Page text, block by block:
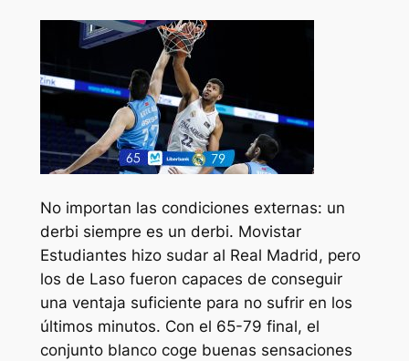
No importan las condiciones externas: un
derbi siempre es un derbi. Movistar
Estudiantes hizo sudar al Real Madrid, pero
los de Laso fueron capaces de conseguir
una ventaja suficiente para no sufrir en los
últimos minutos. Con el 65-79 final, el
conjunto blanco coge buenas sensaciones